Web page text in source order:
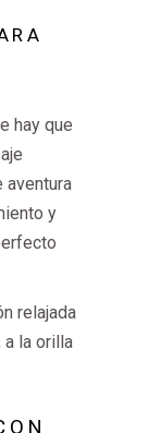
hay que
aventura
y
relajada
a la orilla